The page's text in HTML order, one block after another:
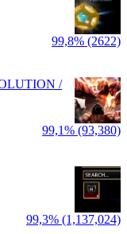
99,8% (2622)
/
99,1% (93,380)
99,3% (1,137,024)